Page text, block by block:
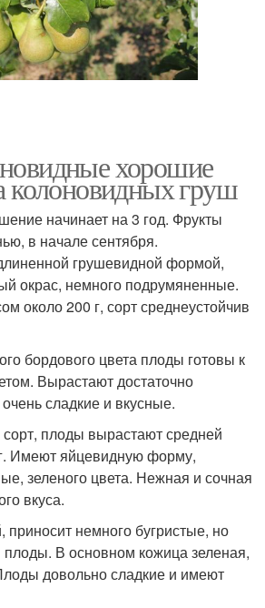
хорошие
колоновидных груш
начинает на 3 год. Фрукты
в начале сентября.
грушевидной формой,
окрас, немного подрумяненные.
около 200 г, сорт среднеустойчив
бордового цвета плоды готовы к
Вырастают достаточно
сладкие и вкусные.
плоды вырастают средней
Имеют яйцевидную форму,
зеленого цвета. Нежная и сочная
вкуса.
приносит немного бугристые, но
В основном кожица зеленая,
довольно сладкие и имеют